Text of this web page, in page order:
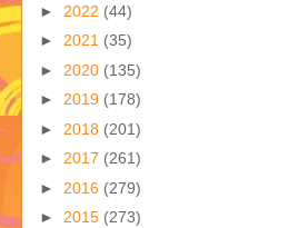
► 2022 (44)
► 2021 (35)
► 2020 (135)
► 2019 (178)
► 2018 (201)
► 2017 (261)
► 2016 (279)
► 2015 (273)